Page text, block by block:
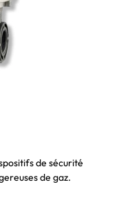
de sécurité
de gaz.